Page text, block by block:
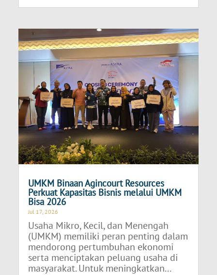
UMKM Binaan Agincourt Resources
Perkuat Kapasitas Bisnis melalui UMKM
Bisa 2026
Jul 17, 2026
Usaha Mikro, Kecil, dan Menengah
(UMKM) memiliki peran penting dalam
mendorong pertumbuhan ekonomi
serta menciptakan peluang usaha di
masyarakat. Untuk meningkatkan...